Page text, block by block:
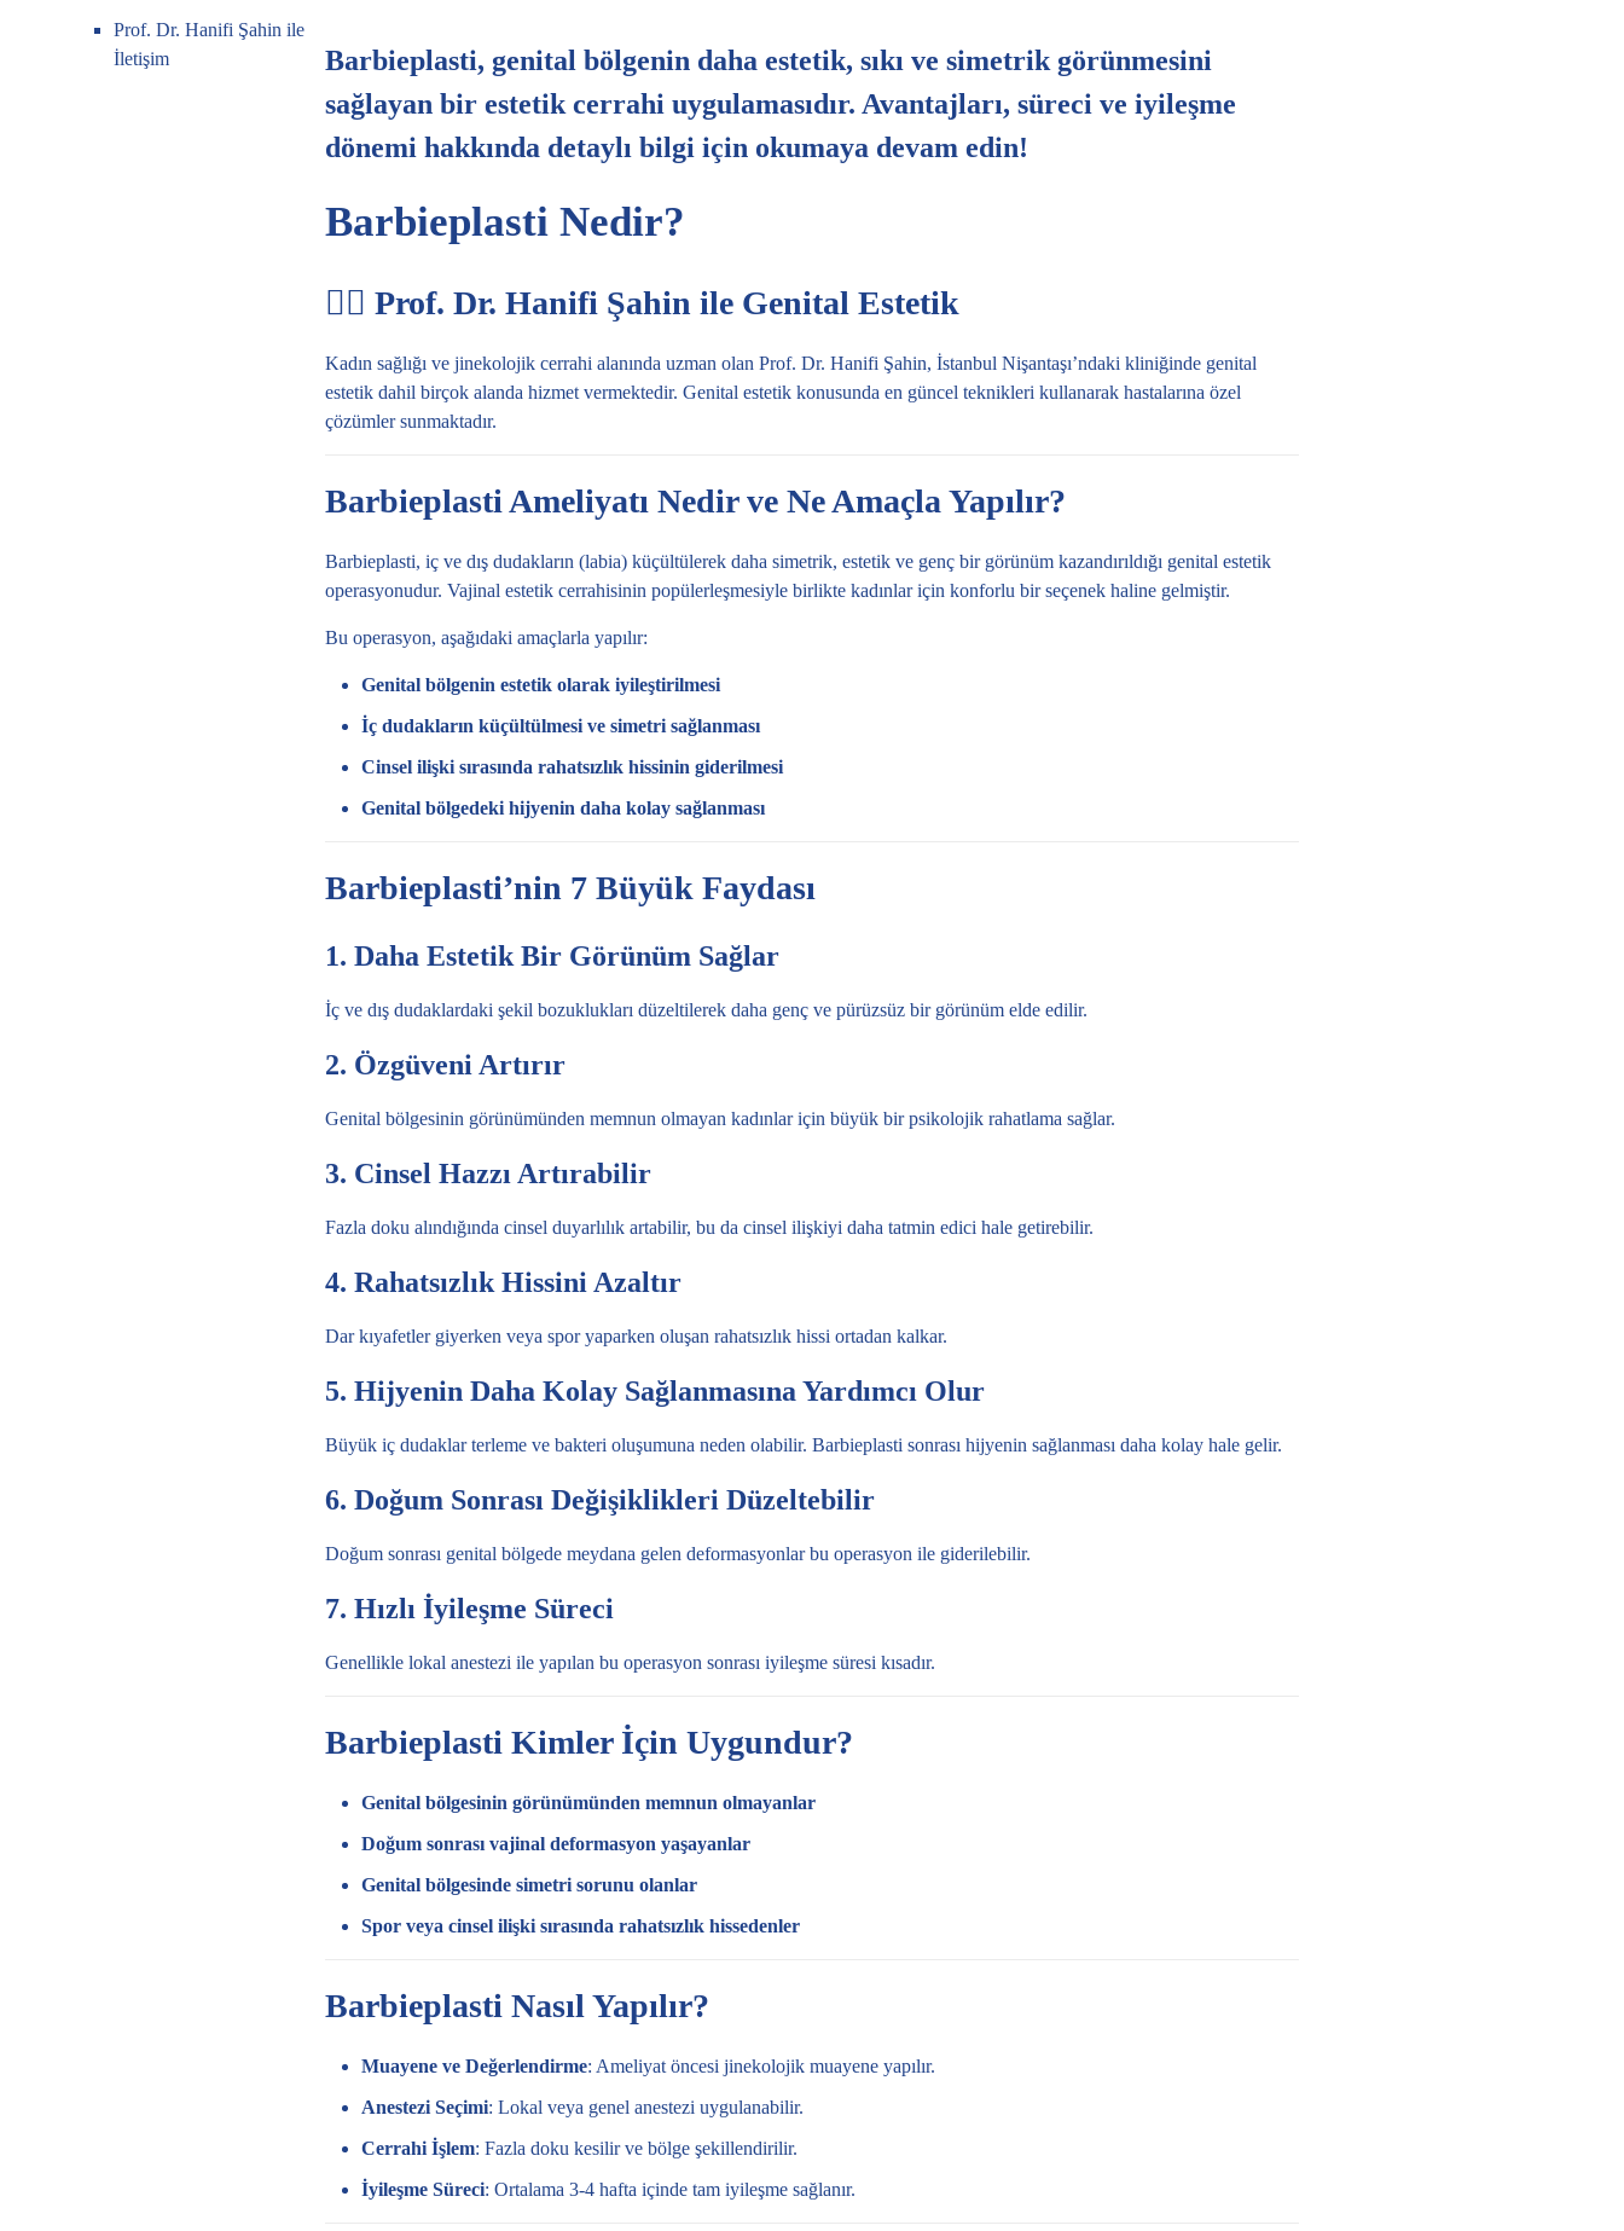
Prof. Dr. Hanifi Şahin ile
İletişim
Barbieplasti, genital bölgenin daha estetik, sıkı ve simetrik görünmesini
sağlayan bir estetik cerrahi uygulamasıdır. Avantajları, süreci ve iyileşme
dönemi hakkında detaylı bilgi için okumaya devam edin!
Barbieplasti Nedir?
👩‍⚕️ Prof. Dr. Hanifi Şahin ile Genital Estetik
Kadın sağlığı ve jinekolojik cerrahi alanında uzman olan Prof. Dr. Hanifi Şahin, İstanbul Nişantaşı’ndaki kliniğinde genital
estetik dahil birçok alanda hizmet vermektedir. Genital estetik konusunda en güncel teknikleri kullanarak hastalarına özel
çözümler sunmaktadır.
Barbieplasti Ameliyatı Nedir ve Ne Amaçla Yapılır?
Barbieplasti, iç ve dış dudakların (labia) küçültülerek daha simetrik, estetik ve genç bir görünüm kazandırıldığı genital estetik
operasyonudur. Vajinal estetik cerrahisinin popülerleşmesiyle birlikte kadınlar için konforlu bir seçenek haline gelmiştir.
Bu operasyon, aşağıdaki amaçlarla yapılır:
Genital bölgenin estetik olarak iyileştirilmesi
İç dudakların küçültülmesi ve simetri sağlanması
Cinsel ilişki sırasında rahatsızlık hissinin giderilmesi
Genital bölgedeki hijyenin daha kolay sağlanması
Barbieplasti’nin 7 Büyük Faydası
1. Daha Estetik Bir Görünüm Sağlar
İç ve dış dudaklardaki şekil bozuklukları düzeltilerek daha genç ve pürüzsüz bir görünüm elde edilir.
2. Özgüveni Artırır
Genital bölgesinin görünümünden memnun olmayan kadınlar için büyük bir psikolojik rahatlama sağlar.
3. Cinsel Hazzı Artırabilir
Fazla doku alındığında cinsel duyarlılık artabilir, bu da cinsel ilişkiyi daha tatmin edici hale getirebilir.
4. Rahatsızlık Hissini Azaltır
Dar kıyafetler giyerken veya spor yaparken oluşan rahatsızlık hissi ortadan kalkar.
5. Hijyenin Daha Kolay Sağlanmasına Yardımcı Olur
Büyük iç dudaklar terleme ve bakteri oluşumuna neden olabilir. Barbieplasti sonrası hijyenin sağlanması daha kolay hale gelir.
6. Doğum Sonrası Değişiklikleri Düzeltebilir
Doğum sonrası genital bölgede meydana gelen deformasyonlar bu operasyon ile giderilebilir.
7. Hızlı İyileşme Süreci
Genellikle lokal anestezi ile yapılan bu operasyon sonrası iyileşme süresi kısadır.
Barbieplasti Kimler İçin Uygundur?
Genital bölgesinin görünümünden memnun olmayanlar
Doğum sonrası vajinal deformasyon yaşayanlar
Genital bölgesinde simetri sorunu olanlar
Spor veya cinsel ilişki sırasında rahatsızlık hissedenler
Barbieplasti Nasıl Yapılır?
Muayene ve Değerlendirme: Ameliyat öncesi jinekolojik muayene yapılır.
Anestezi Seçimi: Lokal veya genel anestezi uygulanabilir.
Cerrahi İşlem: Fazla doku kesilir ve bölge şekillendirilir.
İyileşme Süreci: Ortalama 3-4 hafta içinde tam iyileşme sağlanır.